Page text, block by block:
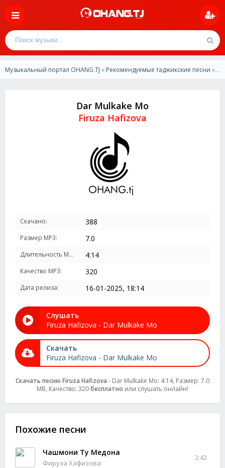
Музыкальный портал OHANG.TJ » Рекомендуемые таджикские песни » Firuza Hafizova - Dar Mulkake Mo
Dar Mulkake Mo
Firuza Hafizova
Скачано: 388
Размер MP3: 7.0
Длительность MP3: 4:14
Качество MP3: 320
Дата релиза: 16-01-2025, 18:14
Слушать
Firuza Hafizova - Dar Mulkake Mo
Скачать
Firuza Hafizova - Dar Mulkake Mo
Скачать песню Firuza Hafizova - Dar Mulkake Mo: 4:14, Размер: 7.0
MB, Качество: 320бесплатно или слушать онлайн!
Похожие песни
Чашмони Ту Медона
Фируза Хафизова
3:42